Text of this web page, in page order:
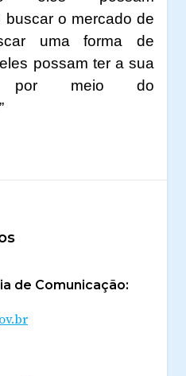
buscar o mercado de
uma forma de
possam ter a sua
por meio do
de Comunicação: